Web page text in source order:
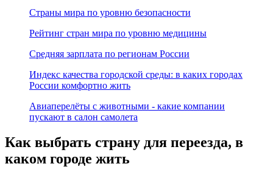
Страны мира по уровню безопасности
Рейтинг стран мира по уровню медицины
Средняя зарплата по регионам России
Индекс качества городской среды: в каких городах
России комфортно жить
Авиаперелёты с животными - какие компании
пускают в салон самолета
Как выбрать страну для переезда, в
каком городе жить​